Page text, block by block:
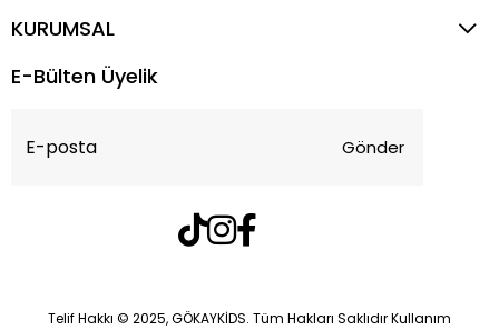
KURUMSAL
E-Bülten Üyelik
Gönder
Telif Hakkı © 2025, GÖKAYKİDS. Tüm Hakları Saklıdır Kullanım